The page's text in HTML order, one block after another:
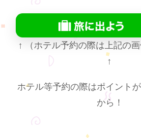
↑ （ホテル予約の際は上記の画
↑
ホテル等予約の際はポイント
から！